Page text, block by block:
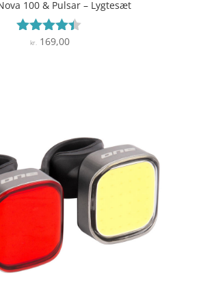
100 & Pulsar – Lygtesæt
Vurderet
kr.169,00